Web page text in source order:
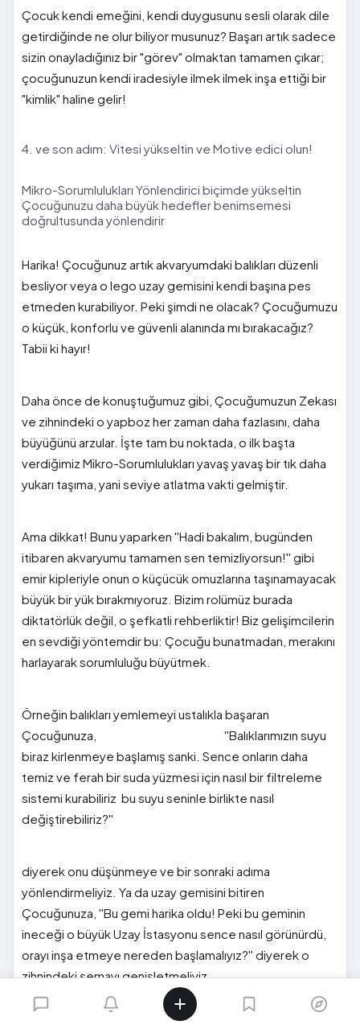
Çocuk kendi emeğini, kendi duygusunu sesli olarak dile
getirdiğinde ne olur biliyor musunuz? Başarı artık sadece
sizin onayladığınız bir "görev" olmaktan tamamen çıkar;
çocuğunuzun kendi iradesiyle ilmek ilmek inşa ettiği bir
"kimlik" haline gelir!
4. ve son adım: Vitesi yükseltin ve Motive edici olun!
Mikro-Sorumlulukları Yönlendirici biçimde yükseltin
Çocuğunuzu daha büyük hedefler benimsemesi
doğrultusunda yönlendirir
Harika! Çocuğunuz artık akvaryumdaki balıkları düzenli
besliyor veya o lego uzay gemisini kendi başına pes
etmeden kurabiliyor. Peki şimdi ne olacak? Çocuğumuzu
o küçük, konforlu ve güvenli alanında mı bırakacağız?
Tabii ki hayır!
Daha önce de konuştuğumuz gibi, Çocuğumuzun Zekası
ve zihnindeki o yapboz her zaman daha fazlasını, daha
büyüğünü arzular. İşte tam bu noktada, o ilk başta
verdiğimiz Mikro-Sorumlulukları yavaş yavaş bir tık daha
yukarı taşıma, yani seviye atlatma vakti gelmiştir.
Ama dikkat! Bunu yaparken ''Hadi bakalım, bugünden
itibaren akvaryumu tamamen sen temizliyorsun!'' gibi
emir kipleriyle onun o küçücük omuzlarına taşınamayacak
büyük bir yük bırakmıyoruz. Bizim rolümüz burada
diktatörlük değil, o şefkatli rehberliktir! Biz gelişimcilerin
en sevdiği yöntemdir bu: Çocuğu bunatmadan, merakını
harlayarak sorumluluğu büyütmek.
Örneğin balıkları yemlemeyi ustalıkla başaran
Çocuğunuza, ''Balıklarımızın suyu
biraz kirlenmeye başlamış sanki. Sence onların daha
temiz ve ferah bir suda yüzmesi için nasıl bir filtreleme
sistemi kurabiliriz bu suyu seninle birlikte nasıl
değiştirebiliriz?''
diyerek onu düşünmeye ve bir sonraki adıma
yönlendirmeliyiz. Ya da uzay gemisini bitiren
Çocuğunuza, ''Bu gemi harika oldu! Peki bu geminin
ineceği o büyük Uzay İstasyonu sence nasıl görünürdü,
orayı inşa etmeye nereden başlamalıyız?'' diyerek o
zihnindeki şemayı genişletmeliyiz.